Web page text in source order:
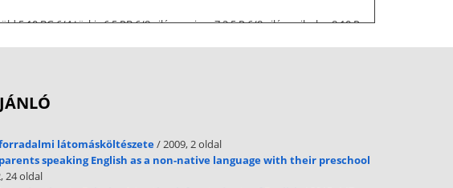
5 10 BG 6/4 türkiz 6 5 PB 6/8 világos piros 7 2.5 P 6/8 világos ibolya 8 10 P
Ra < 100 Ra = 100 A legjobb színvisszaadása a fekete sugárzónak van
látomásköltészete/ 2009, 2 oldal
speaking English as a non-native language with their preschool
24 oldal